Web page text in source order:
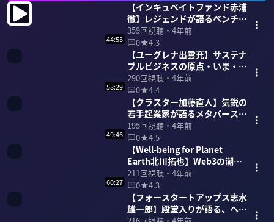
【インキュベイトファンド赤浦
徹】レジェンドが語るベンチャ
ーキャピタル 47分
359回視聴・ 4年前
0
4.3
44:55
【ユーグレナ出雲充】サステナ
ブルビジネスの原点・いま・未
来を語る 45分
290回視聴・ 4年前
0
4.4
58:29
【クラスター加藤直人】気鋭の
若手起業家が語るメタバース
59分
195回視聴・ 4年前
0
4.5
49:46
【Well-being for Planet
Earth北川拓也】Web3の潮流
と新しい資本主義 49分
211回視聴・ 4年前
0
4.3
60:27
【フォースタートアップス志水
雄一郎】殿堂入りが語る、ヘッ